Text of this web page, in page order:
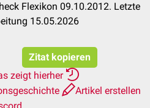
Flexikon 09.10.2012. Letzte
15.05.2026
Zitat kopieren
zeigt hierher
Artikel erstellen